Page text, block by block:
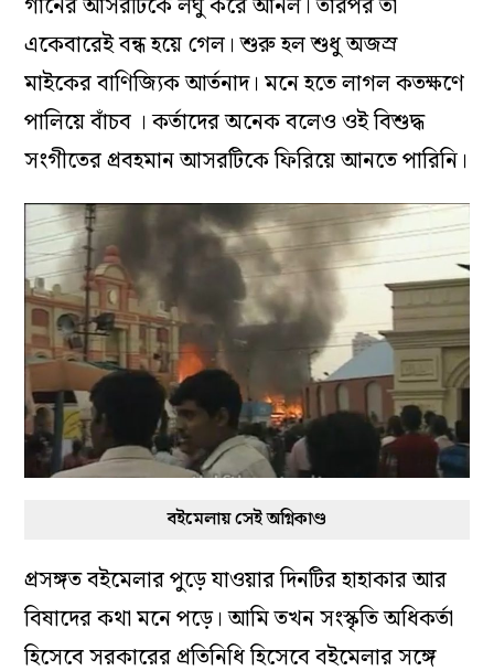
গানের আসরটিকে লঘু করে আনল। তারপর তা
একেবারেই বন্ধ হয়ে গেল। শুরু হল শুধু অজস্র
মাইকের বাণিজ্যিক আর্তনাদ। মনে হতে লাগল কতক্ষণে
পালিয়ে বাঁচব । কর্তাদের অনেক বলেও ওই বিশুদ্ধ
সংগীতের প্রবহমান আসরটিকে ফিরিয়ে আনতে পারিনি।
বইমেলায় সেই অগ্নিকাণ্ড
প্রসঙ্গত বইমেলার পুড়ে যাওয়ার দিনটির হাহাকার আর
বিষাদের কথা মনে পড়ে। আমি তখন সংস্কৃতি অধিকর্তা
হিসেবে সরকারের প্রতিনিধি হিসেবে বইমেলার সঙ্গে